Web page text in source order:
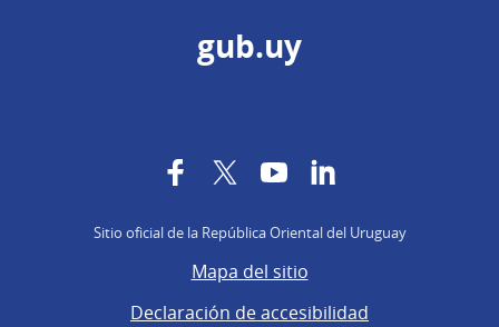
gub.uy
FacebookTwitterYouTube
Sitio oficial de la República Oriental del Uruguay
Mapa del sitio
Declaración de accesibilidad